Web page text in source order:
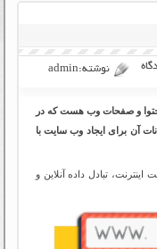
نوشته:admin
و صفحات وب هست که در
آن برایایجاد وب سایتبا
اهمیت اینترنت، تبادل داده آنلاین و